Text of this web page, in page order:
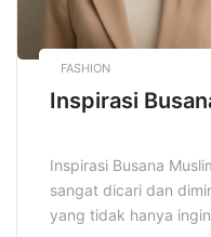
FASHION
Inspirasi
Inspirasi Busana
sangat dicari dan
yang tidak hanya